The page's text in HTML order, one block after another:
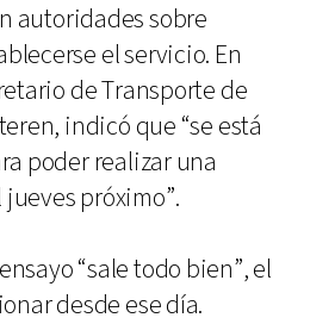
autoridades sobre
el servicio. En
de Transporte de
indicó que “se está
poder realizar una
próximo”.
“sale todo bien”, el
desde ese día.